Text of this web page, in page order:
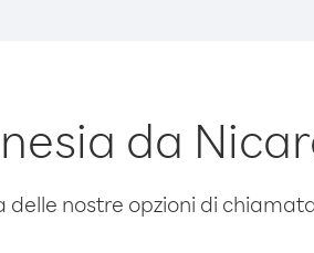
da
nostre opzioni di